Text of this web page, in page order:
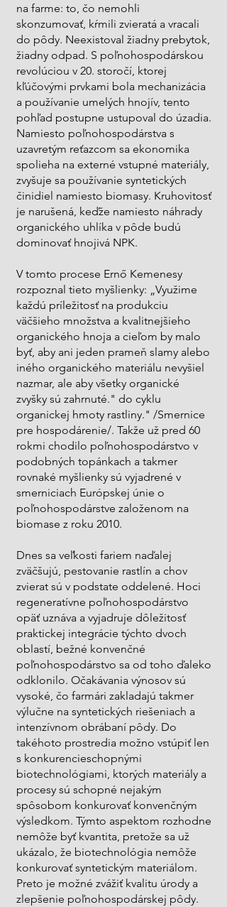
na farme: to, čo nemohli
skonzumovať, kŕmili zvieratá a vracali
do pôdy. Neexistoval žiadny prebytok,
žiadny odpad. S poľnohospodárskou
revolúciou v 20. storočí, ktorej
kľúčovými prvkami bola mechanizácia
a používanie umelých hnojív, tento
pohľad postupne ustupoval do úzadia.
Namiesto poľnohospodárstva s
uzavretým reťazcom sa ekonomika
spolieha na externé vstupné materiály,
zvyšuje sa používanie syntetických
činidiel namiesto biomasy. Kruhovitosť
je narušená, keďže namiesto náhrady
organického uhlíka v pôde budú
dominovať hnojivá NPK.
V tomto procese Ernő Kemenesy
rozpoznal tieto myšlienky: „Využime
každú príležitosť na produkciu
väčšieho množstva a kvalitnejšieho
organického hnoja a cieľom by malo
byť, aby ani jeden prameň slamy alebo
iného organického materiálu nevyšiel
nazmar, ale aby všetky organické
zvyšky sú zahrnuté." do cyklu
organickej hmoty rastliny." /Smernice
pre hospodárenie/. Takže už pred 60
rokmi chodilo poľnohospodárstvo v
podobných topánkach a takmer
rovnaké myšlienky sú vyjadrené v
smerniciach Európskej únie o
poľnohospodárstve založenom na
biomase z roku 2010.
Dnes sa veľkosti fariem naďalej
zväčšujú, pestovanie rastlín a chov
zvierat sú v podstate oddelené. Hoci
regeneratívne poľnohospodárstvo
opäť uznáva a vyjadruje dôležitosť
praktickej integrácie týchto dvoch
oblastí, bežné konvenčné
poľnohospodárstvo sa od toho ďaleko
odklonilo. Očakávania výnosov sú
vysoké, čo farmári zakladajú takmer
výlučne na syntetických riešeniach a
intenzívnom obrábaní pôdy. Do
takéhoto prostredia možno vstúpiť len
s konkurencieschopnými
biotechnológiami, ktorých materiály a
procesy sú schopné nejakým
spôsobom konkurovať konvenčným
výsledkom. Týmto aspektom rozhodne
nemôže byť kvantita, pretože sa už
ukázalo, že biotechnológia nemôže
konkurovať syntetickým materiálom.
Preto je možné zvážiť kvalitu úrody a
zlepšenie poľnohospodárskej pôdy.